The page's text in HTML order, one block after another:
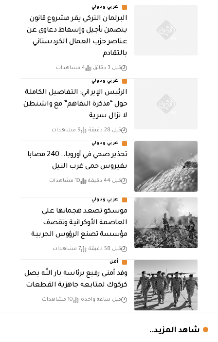
عربي ودولي
البرلمان التركي يقر مشروع قانون
يتضمن تأجيل وإسقاط دعاوى عن
عناصر حزب العمال الكردستاني
بالتقادم
قبل 3 دقائق 4 مشاهدات
عربي ودولي
الرئيس الإيراني: التفاصيل الكاملة
حول “مذكرة التفاهم” مع واشنطن
لا تزال سرية
قبل 28 دقيقة 9 مشاهدات
عربي ودولي
تحذير صحي في أوروبا.. 240 مصابا
بفيروس حمى غرب النيل
قبل 44 دقيقة 10 مشاهدات
عربي ودولي
موسكو تصعد هجماتها على
العاصمة الأوكرانية وتقصف
مؤسسة تصنع الرؤوس الحربية
قبل 58 دقيقة 7 مشاهدات
أمن
وفد أمني رفيع برئاسة يار الله يصل
كركوك لمتابعة جاهزية القطعات
قبل ساعة واحدة 10 مشاهدات
شاهد المزيد..